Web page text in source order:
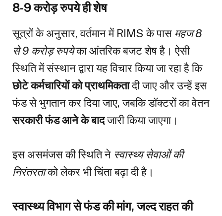
8-9 करोड़ रुपये ही शेष
सूत्रों के अनुसार, वर्तमान में RIMS के पास महज 8
से 9 करोड़ रुपयेका आंतरिक बजट शेष है। ऐसी
स्थिति में संस्थान द्वारा यह विचार किया जा रहा है कि
छोटे कर्मचारियों को प्राथमिकतादी जाए और उन्हें इस
फंड से भुगतान कर दिया जाए, जबकि डॉक्टरों का वेतन
सरकारी फंड आने के बादजारी किया जाएगा।
इस असमंजस की स्थिति ने स्वास्थ्य सेवाओं की
निरंतरताको लेकर भी चिंता बढ़ा दी है।
स्वास्थ्य विभाग से फंड की मांग, जल्द राहत की